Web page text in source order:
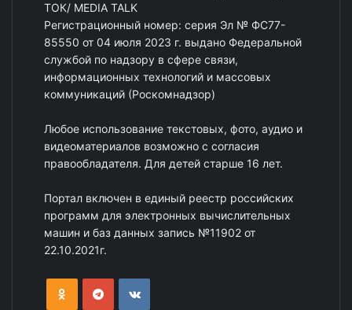
ТОК/ MEDIA TALK
Регистрационный номер: серия Эл № ФС77-
85550 от 04 июля 2023 г. выдано Федеральной
службой по надзору в сфере связи,
информационных технологий и массовых
коммуникаций (Роскомнадзор)
Любое использование текстовых, фото, аудио и
видеоматериалов возможно с согласия
правообладателя. Для детей старше 16 лет.
Портал включен в единый реестр российских
программ для электронных вычислительных
машин и баз данных запись №11902 от
22.10.2021г.